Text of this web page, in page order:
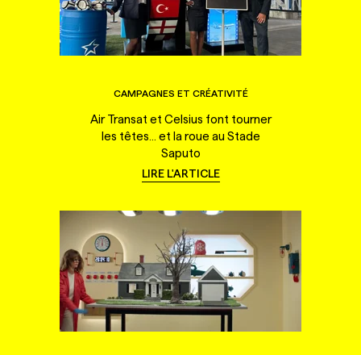
CAMPAGNES ET CRÉATIVITÉ
Air Transat et Celsius font tourner
les têtes... et la roue au Stade
Saputo
LIRE L'ARTICLE